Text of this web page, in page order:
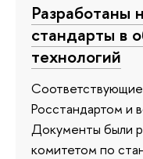
Разработаны
стандарты в
технологий
Росстандартом и
Документы были
комитетом по